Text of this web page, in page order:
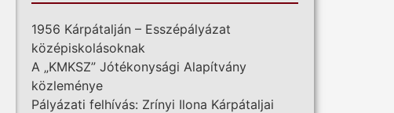
1956 Kárpátalján – Esszépályázat
középiskolásoknak
A „KMKSZ” Jótékonysági Alapítvány
közleménye
Pályázati felhívás: Zrínyi Ilona Kárpátaljai